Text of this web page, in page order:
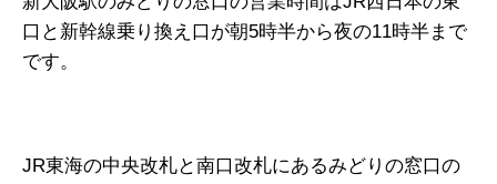
口と新幹線乗り換え口が朝5時半から夜の11時半まで
です。
JR東海の中央改札と南口改札にあるみどりの窓口の